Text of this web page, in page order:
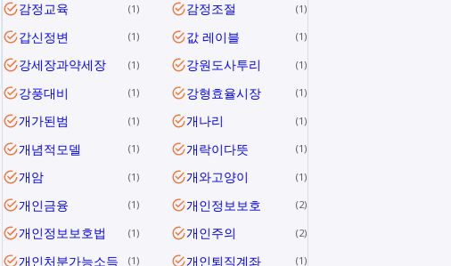
감정교육 1 감정조절 1
갑신정변 1 값 레이블 1
강세장과약세장 1 강원도사투리 1
강풍대비 1 강형효율시장 1
개가된범 1 개나리 1
개념적모델 1 개락이다뜻 1
개암 1 개와고양이 1
개인금융 1 개인정보보호 2
개인정보보호법 1 개인주의 2
개인처분가능소득 1 개인퇴직계좌 1